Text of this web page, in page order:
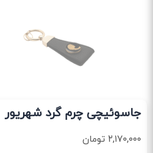
جاسوئیچی چرم گرد شهریور
۲,۱۷۰,۰۰۰تومان